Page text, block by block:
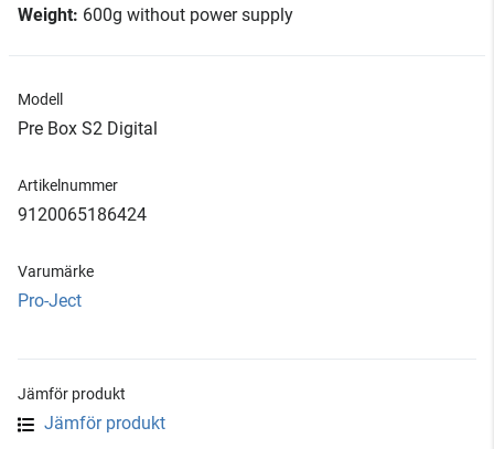
Weight: 600g without power supply
Modell
Pre Box S2 Digital
Artikelnummer
9120065186424
Varumärke
Pro-Ject
Jämför produkt
Jämför produkt